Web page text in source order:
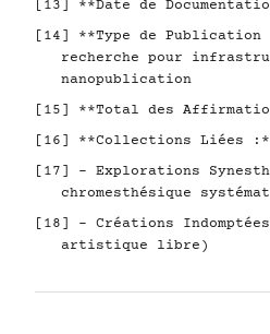
[13] **Date de
[14] **Type de
recherche pour
nanopublication
[15] **Total des
[16] **Collections Liées
[17] - Explorations
chromesthésique
[18] - Créations
artistique libre)